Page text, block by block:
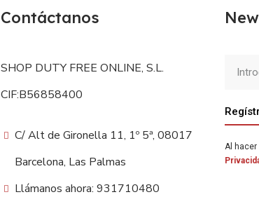
Contáctanos
SHOP DUTY FREE ONLINE, S.L.
CIF:B56858400
C/ Alt de Gironella 11, 1º 5ª, 08017
Barcelona, Las Palmas
Llámanos ahora: 931710480
Al hacer